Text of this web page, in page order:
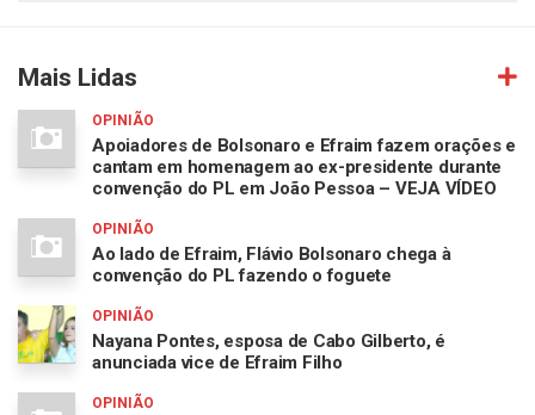
Mais Lidas
OPINIÃO
Apoiadores de Bolsonaro e Efraim fazem orações e
cantam em homenagem ao ex-presidente durante
convenção do PL em João Pessoa – VEJA VÍDEO
OPINIÃO
Ao lado de Efraim, Flávio Bolsonaro chega à
convenção do PL fazendo o foguete
OPINIÃO
Nayana Pontes, esposa de Cabo Gilberto, é
anunciada vice de Efraim Filho
OPINIÃO